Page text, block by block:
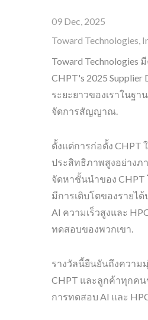
09 Dec, 2025
Toward Technologies,
Toward Technologies
CHPT's 2025
ระยะยาวของเราในฐ
จัดการสัญญาณ.
ตั้งแต่การก่อตั้ง
ประสิทธิภาพสูงอย่างภ
จัดหาชั้นนำของ CHPT
มีการเติบโตของรายไ
AI ความเร็วสูงและ
ทดสอบของพวกเขา.
รางวัลนี้ยืนยันถึงความ
CHPT และลูกค้าทุกคน
การทดสอบ AI และ